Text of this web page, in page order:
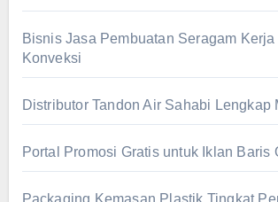
Bisnis Jasa Pembuatan Seragam
Konveksi
Distributor Tandon Air Sahabi Lengkap
Portal Promosi Gratis untuk Iklan Baris
Packaging Kemasan Plastik Tingkat